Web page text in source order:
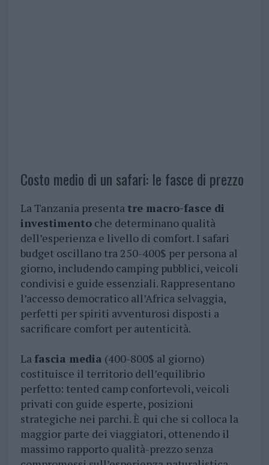
Costo medio di un safari: le fasce di prezzo
La Tanzania presenta tre macro-fasce di
investimentoche determinano qualità
dell’esperienza e livello di comfort. I safari
budget oscillano tra 250-400$ per persona al
giorno, includendo camping pubblici, veicoli
condivisi e guide essenziali. Rappresentano
l’accesso democratico all’Africa selvaggia,
perfetti per spiriti avventurosi disposti a
sacrificare comfort per autenticità.
La fascia media (400-800$ al giorno)
costituisce il territorio dell’equilibrio
perfetto: tented camp confortevoli, veicoli
privati con guide esperte, posizioni
strategiche nei parchi. È qui che si colloca la
maggior parte dei viaggiatori, ottenendo il
massimo rapporto qualità-prezzo senza